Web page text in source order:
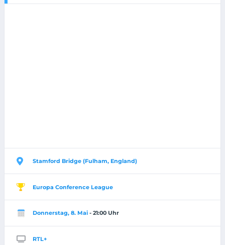
Stamford Bridge (Fulham, England)
Europa Conference League
Donnerstag, 8. Mai - 21:00 Uhr
RTL+